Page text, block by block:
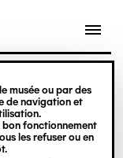
musée ou par des
de navigation et
bon fonctionnement
les refuser ou en